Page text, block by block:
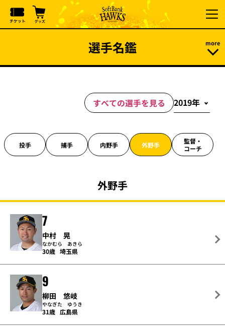
選手名鑑
すべての選手を見る
投手 捕手 内野手 外野手
監督・
コーチ
外野手
7
中村 晃
なかむら あきら
30歳 埼玉県
9
柳田 悠岐
やなぎた ゆうき
31歳 広島県